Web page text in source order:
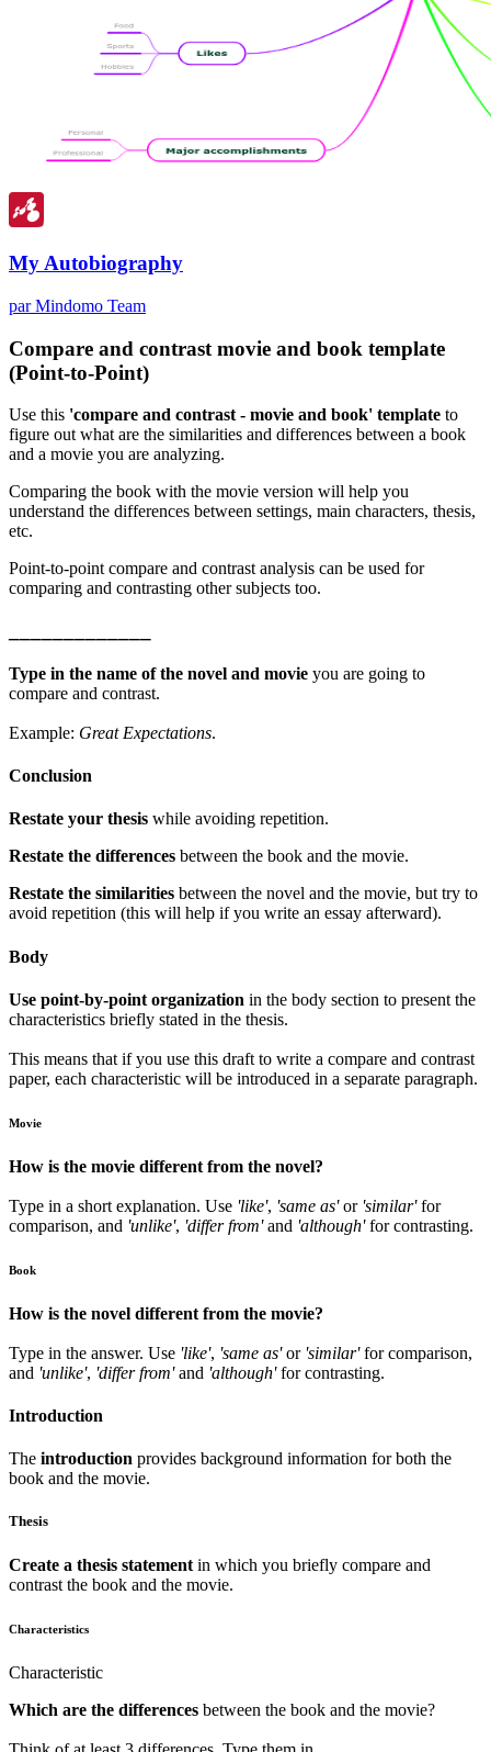
My Autobiography
par Mindomo Team
Compare and contrast movie and book template
(Point-to-Point)
Use this 'compare and contrast - movie and book' template to
figure out what are the similarities and differences between a book
and a movie you are analyzing.
Comparing the book with the movie version will help you
understand the differences between settings, main characters, thesis,
etc.
Point-to-point compare and contrast analysis can be used for
comparing and contrasting other subjects too.
Type in the name of the novel and movie you are going to
compare and contrast.
Example: Great Expectations.
Conclusion
Restate your thesis while avoiding repetition.
Restate the differences between the book and the movie.
Restate the similarities between the novel and the movie, but try to
avoid repetition (this will help if you write an essay afterward).
Body
Use point-by-point organization in the body section to present the
characteristics briefly stated in the thesis.
This means that if you use this draft to write a compare and contrast
paper, each characteristic will be introduced in a separate paragraph.
Movie
How is the movie different from the novel?
Type in a short explanation. Use 'like', 'same as'or 'similar'for
comparison, and 'unlike', 'differ from'and 'although'for contrasting.
Book
How is the novel different from the movie?
Type in the answer. Use 'like', 'same as'or 'similar'for comparison,
and 'unlike', 'differ from'and 'although'for contrasting.
Introduction
The introduction provides background information for both the
book and the movie.
Thesis
Create a thesis statement in which you briefly compare and
contrast the book and the movie.
Characteristics
Characteristic
Which are the differences between the book and the movie?